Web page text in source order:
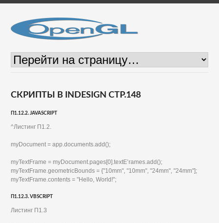
СКРИПТЫ В INDESIGN СТР.148
П1.12.2. JAVASCRIPT
^Листинг П1.2.
myDocument = app.documents.add();
myTextFrame = myDocument.pages[0].textE’rames.add();
myTextFrame.geometricBounds = {"10mm", "10mm", "24mm", "24mm"];
myTextFrame.contents = "Hello, World!";
П1.12.3. VBSCRIPT
Листинг П1.3